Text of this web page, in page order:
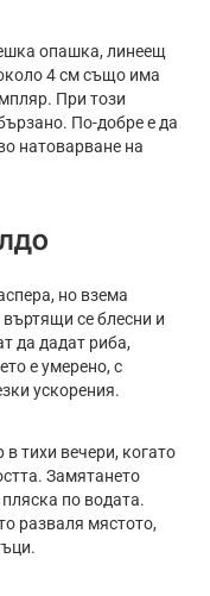
опашка, линеещ
4 см също има
При този
По-добре е да
натоварване на
но взема
се блесни и
да дадат риба,
е умерено, с
ускорения.
тихи вечери, когато
Замятането
по водата.
разваля мястото,